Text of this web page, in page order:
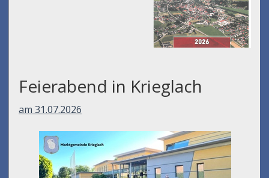
Feierabend in Krieglach
am 31.07.2026